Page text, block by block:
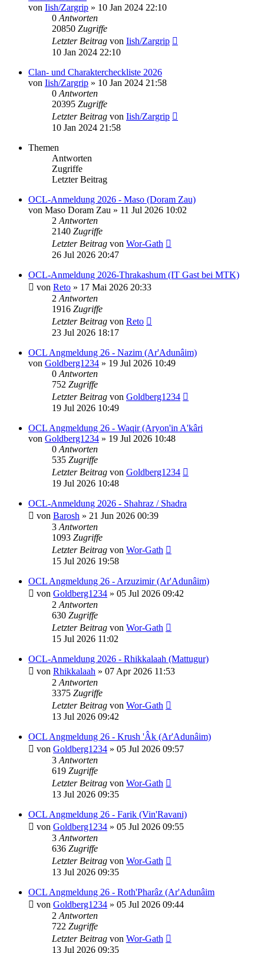
von Iish/Zargrip » 10 Jan 2024 22:10
0 Antworten
20850 Zugriffe
Letzter Beitrag von Iish/Zargrip
10 Jan 2024 22:10
Clan- und Charaktercheckliste 2026
von Iish/Zargrip » 10 Jan 2024 21:58
0 Antworten
20395 Zugriffe
Letzter Beitrag von Iish/Zargrip
10 Jan 2024 21:58
Themen
Antworten
Zugriffe
Letzter Beitrag
OCL-Anmeldung 2026 - Maso (Doram Zau)
von Maso Doram Zau » 11 Jul 2026 10:02
2 Antworten
2140 Zugriffe
Letzter Beitrag von Wor-Gath
26 Jul 2026 20:47
OCL-Anmeldung 2026-Thrakashum (IT Gast bei MTK)
von Reto » 17 Mai 2026 20:33
2 Antworten
1916 Zugriffe
Letzter Beitrag von Reto
23 Jul 2026 18:17
OCL Angmeldung 26 - Nazim (Ar'Adunâim)
von Goldberg1234 » 19 Jul 2026 10:49
0 Antworten
752 Zugriffe
Letzter Beitrag von Goldberg1234
19 Jul 2026 10:49
OCL Angmeldung 26 - Waqir (Aryon'in A'kâri
von Goldberg1234 » 19 Jul 2026 10:48
0 Antworten
535 Zugriffe
Letzter Beitrag von Goldberg1234
19 Jul 2026 10:48
OCL-Anmeldung 2026 - Shahraz / Shadra
von Barosh » 21 Jun 2026 00:39
3 Antworten
1093 Zugriffe
Letzter Beitrag von Wor-Gath
15 Jul 2026 19:58
OCL Angmeldung 26 - Arzuzimir (Ar'Adunâim)
von Goldberg1234 » 05 Jul 2026 09:42
2 Antworten
630 Zugriffe
Letzter Beitrag von Wor-Gath
15 Jul 2026 11:02
OCL-Anmeldung 2026 - Rhikkalaah (Mattugur)
von Rhikkalaah » 07 Apr 2026 11:53
2 Antworten
3375 Zugriffe
Letzter Beitrag von Wor-Gath
13 Jul 2026 09:42
OCL Angmeldung 26 - Krush 'Âk (Ar'Adunâim)
von Goldberg1234 » 05 Jul 2026 09:57
3 Antworten
619 Zugriffe
Letzter Beitrag von Wor-Gath
13 Jul 2026 09:35
OCL Angmeldung 26 - Farik (Vin'Ravani)
von Goldberg1234 » 05 Jul 2026 09:55
3 Antworten
636 Zugriffe
Letzter Beitrag von Wor-Gath
13 Jul 2026 09:35
OCL Angmeldung 26 - Roth'Pharâz (Ar'Adunâim
von Goldberg1234 » 05 Jul 2026 09:44
2 Antworten
722 Zugriffe
Letzter Beitrag von Wor-Gath
13 Jul 2026 09:35